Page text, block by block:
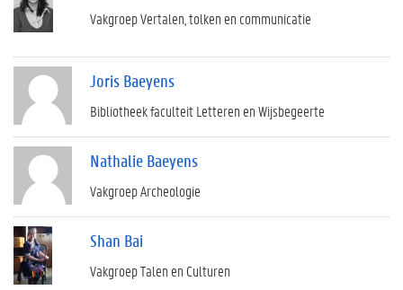
Vakgroep Vertalen, tolken en communicatie
Joris Baeyens
Bibliotheek faculteit Letteren en Wijsbegeerte
Nathalie Baeyens
Vakgroep Archeologie
Shan Bai
Vakgroep Talen en Culturen